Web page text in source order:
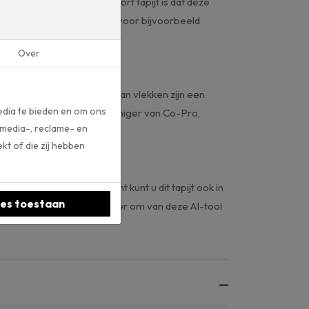
is dit projecttapijt ideaal voor bijvoorbeeld
voldoende. In geval van vlekken zijn een
onze winkel intensief reiniger van Co-Pro,
tool van Ambiant kunt u dit tapijt ook in
aan te klikken. Klik hier om van deze AI-tool
Over
te bieden en om ons
, reclame- en
of die zij hebben
toestaan